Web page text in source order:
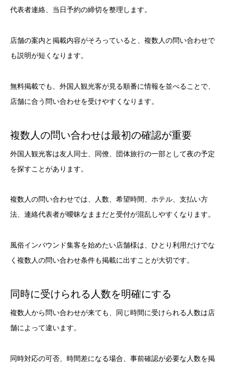
代表者連絡、当日予約の締切を整理します。
店舗の案内と掲載内容がそろっていると、複数人の問い合わせで
も説明が短くなります。
無料掲載でも、外国人観光客が見る順番に情報を並べることで、
店舗に合う問い合わせを受けやすくなります。
複数人の問い合わせは最初の確認が重要
外国人観光客は友人同士、同僚、団体旅行の一部として夜の予定
を探すことがあります。
複数人の問い合わせでは、人数、希望時間、ホテル、支払い方
法、連絡代表者が曖昧なままだと受付が混乱しやすくなります。
風俗インバウンド集客を始めたい店舗様は、ひとり利用だけでな
く複数人の問い合わせ条件も掲載に出すことが大切です。
同時に受けられる人数を明確にする
複数人から問い合わせが来ても、同じ時間に受けられる人数は店
舗によって違います。
同時対応の可否、時間差になる場合、事前確認が必要な人数を掲